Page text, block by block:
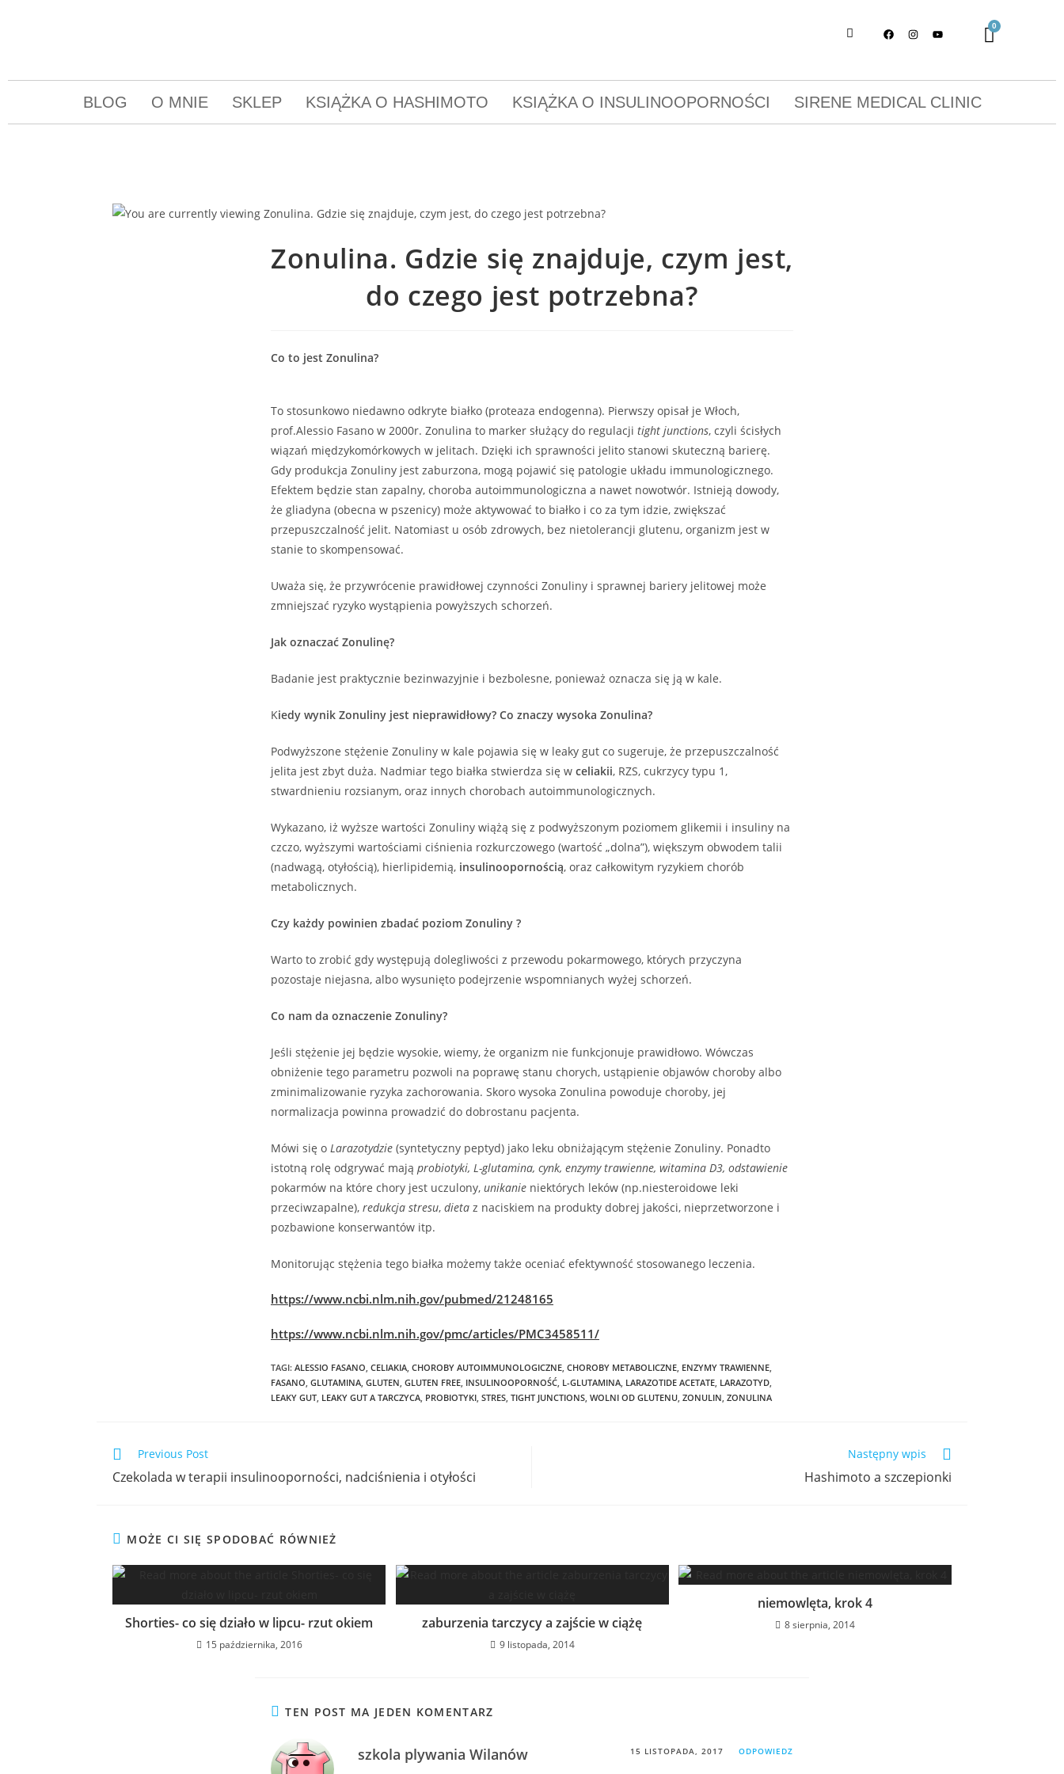
BLOG O MNIE SKLEP KSIĄŻKA O HASHIMOTO KSIĄŻKA O INSULINOOPORNOŚCI SIRENE MEDICAL CLINIC
Zonulina. Gdzie się znajduje, czym jest,
do czego jest potrzebna?
Co to jest Zonulina?
To stosunkowo niedawno odkryte białko (proteaza endogenna). Pierwszy opisał je Włoch,
prof.Alessio Fasano w 2000r. Zonulina to marker służący do regulacji tight junctions, czyli ścisłych
wiązań międzykomórkowych w jelitach. Dzięki ich sprawności jelito stanowi skuteczną barierę.
Gdy produkcja Zonuliny jest zaburzona, mogą pojawić się patologie układu immunologicznego.
Efektem będzie stan zapalny, choroba autoimmunologiczna a nawet nowotwór. Istnieją dowody,
że gliadyna (obecna w pszenicy) może aktywować to białko i co za tym idzie, zwiększać
przepuszczalność jelit. Natomiast u osób zdrowych, bez nietolerancji glutenu, organizm jest w
stanie to skompensować.
Uważa się, że przywrócenie prawidłowej czynności Zonuliny i sprawnej bariery jelitowej może
zmniejszać ryzyko wystąpienia powyższych schorzeń.
Jak oznaczać Zonulinę?
Badanie jest praktycznie bezinwazyjnie i bezbolesne, ponieważ oznacza się ją w kale.
Kiedy wynik Zonuliny jest nieprawidłowy? Co znaczy wysoka Zonulina?
Podwyższone stężenie Zonuliny w kale pojawia się w leaky gut co sugeruje, że przepuszczalność
jelita jest zbyt duża. Nadmiar tego białka stwierdza się w celiakii, RZS, cukrzycy typu 1,
stwardnieniu rozsianym, oraz innych chorobach autoimmunologicznych.
Wykazano, iż wyższe wartości Zonuliny wiążą się z podwyższonym poziomem glikemii i insuliny na
czczo, wyższymi wartościami ciśnienia rozkurczowego (wartość „dolna”), większym obwodem talii
(nadwagą, otyłością), hierlipidemią, insulinoopornością, oraz całkowitym ryzykiem chorób
metabolicznych.
Czy każdy powinien zbadać poziom Zonuliny ?
Warto to zrobić gdy występują dolegliwości z przewodu pokarmowego, których przyczyna
pozostaje niejasna, albo wysunięto podejrzenie wspomnianych wyżej schorzeń.
Co nam da oznaczenie Zonuliny?
Jeśli stężenie jej będzie wysokie, wiemy, że organizm nie funkcjonuje prawidłowo. Wówczas
obniżenie tego parametru pozwoli na poprawę stanu chorych, ustąpienie objawów choroby albo
zminimalizowanie ryzyka zachorowania. Skoro wysoka Zonulina powoduje choroby, jej
normalizacja powinna prowadzić do dobrostanu pacjenta.
Mówi się o Larazotydzie (syntetyczny peptyd) jako leku obniżającym stężenie Zonuliny. Ponadto
istotną rolę odgrywać mają probiotyki, L-glutamina, cynk, enzymy trawienne, witamina D3, odstawienie
pokarmów na które chory jest uczulony, unikanie niektórych leków (np.niesteroidowe leki
przeciwzapalne), redukcja stresu, dieta z naciskiem na produkty dobrej jakości, nieprzetworzone i
pozbawione konserwantów itp.
Monitorując stężenia tego białka możemy także oceniać efektywność stosowanego leczenia.
https://www.ncbi.nlm.nih.gov/pubmed/21248165
https://www.ncbi.nlm.nih.gov/pmc/articles/PMC3458511/
TAGI: ALESSIO FASANO, CELIAKIA, CHOROBY AUTOIMMUNOLOGICZNE, CHOROBY METABOLICZNE, ENZYMY TRAWIENNE,
FASANO, GLUTAMINA, GLUTEN, GLUTEN FREE, INSULINOOPORNOŚĆ, L-GLUTAMINA, LARAZOTIDE ACETATE, LARAZOTYD,
LEAKY GUT, LEAKY GUT A TARCZYCA, PROBIOTYKI, STRES, TIGHT JUNCTIONS, WOLNI OD GLUTENU, ZONULIN, ZONULINA
Previous Post
Czekolada w terapii insulinooporności, nadciśnienia i otyłości
Następny wpis
Hashimoto a szczepionki
MOŻE CI SIĘ SPODOBAĆ RÓWNIEŻ
Shorties- co się działo w lipcu- rzut okiem
15 października, 2016
zaburzenia tarczycy a zajście w ciążę
9 listopada, 2014
niemowlęta, krok 4
8 sierpnia, 2014
TEN POST MA JEDEN KOMENTARZ
szkola plywania Wilanów 15 LISTOPADA, 2017 ODPOWIEDZ